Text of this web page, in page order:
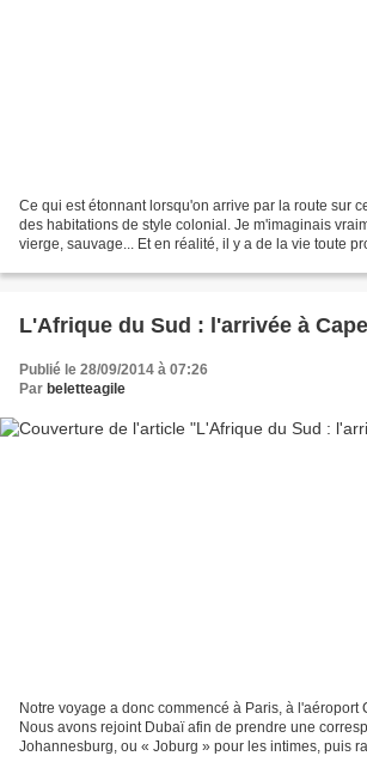
Ce qui est étonnant lorsqu'on arrive par la route sur
des habitations de style colonial. Je m'imaginais
vierge, sauvage... Et en réalité, il y a de la vie toute
L'Afrique du Sud : l'arrivée à
Publié le 28/09/2014 à 07:26
Par beletteagile
Notre voyage a donc commencé à Paris, à l'aéroport
Nous avons rejoint Dubaï afin de prendre une
Johannesburg, ou « Joburg » pour les intimes, puis